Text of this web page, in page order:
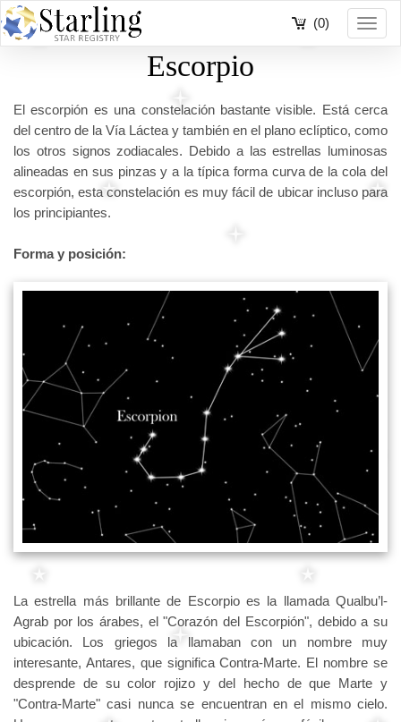
(0)
Escorpio
El escorpión es una constelación bastante visible. Está cerca
del centro de la Vía Láctea y también en el plano eclíptico, como
los otros signos zodiacales. Debido a las estrellas luminosas
alineadas en sus pinzas y a la típica forma curva de la cola del
escorpión, esta constelación es muy fácil de ubicar incluso para
los principiantes.
Forma y posición:
La estrella más brillante de Escorpio es la llamada Qualbu’l-
Agrab por los árabes, el "Corazón del Escorpión", debido a su
ubicación. Los griegos la llamaban con un nombre muy
interesante, Antares, que significa Contra-Marte. El nombre se
desprende de su color rojizo y del hecho de que Marte y
"Contra-Marte" casi nunca se encuentran en el mismo cielo.